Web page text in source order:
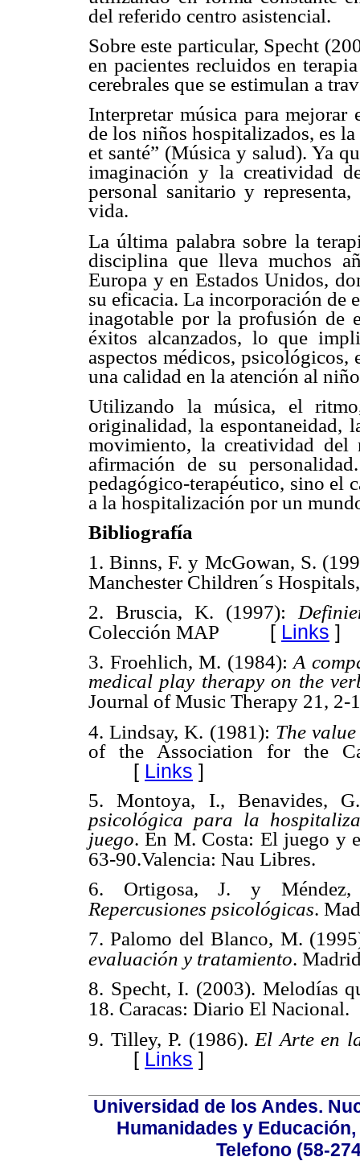
del referido centro asistencial.
Sobre este particular, Specht
en pacientes recluidos en
cerebrales que se estimulan a
Interpretar música para
de los niños hospitalizados, es
et santé” (Música y salud). Ya
imaginación y la creatividad
personal sanitario y
vida.
La última palabra sobre la
disciplina que lleva muchos
Europa y en Estados Unidos,
su eficacia. La incorporación de
inagotable por la profusión de
éxitos alcanzados, lo que
aspectos médicos, psicológicos,
una calidad en la atención al
Utilizando la música, el
originalidad, la espontaneidad,
movimiento, la creatividad
afirmación de su
pedagógico-terapéutico, sino el
a la hospitalización por un
Bibliografía
1. Binns, F. y McGowan, S.
Manchester Children´s
2. Bruscia, K. (1997):
Colección MAP [ Links ]
3. Froehlich, M. (1984):A
medical play therapy on the
Journal of Music Therapy 21, 2-
4. Lindsay, K. (1981): The
of the Association for the
[ Links ]
5. Montoya, I., Benavides,
psicológica para la
juego. En M. Costa: El juego y
63-90.Valencia: Nau Libres.
6. Ortigosa, J. y
Repercusiones psicológicas.
7. Palomo del Blanco, M.
evaluación y tratamiento.
8. Specht, I. (2003). Melodías
18. Caracas: Diario El Nacional.
9. Tilley, P. (1986). El Arte en
[ Links ]
Universidad de los Andes.
Humanidades y
Telefono (58-